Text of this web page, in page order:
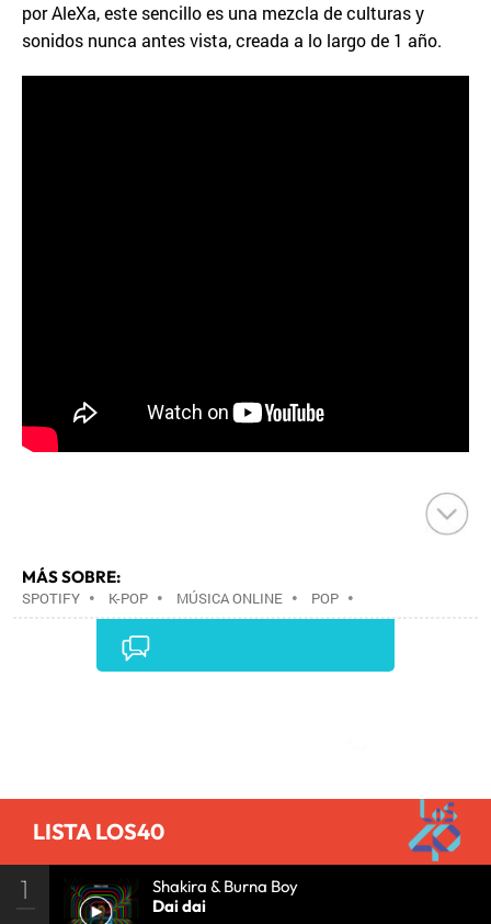
por AleXa, este sencillo es una mezcla de culturas y
sonidos nunca antes vista, creada a lo largo de 1 año.
MÁS SOBRE:
SPOTIFY • K-POP • MÚSICA ONLINE • POP •
ESTILOS MUSICALES•MÚSICA•EMPRESAS•
ECONOMÍA
COMUNICACIONES•
LISTA LOS40
1
Shakira & Burna Boy
Dai dai